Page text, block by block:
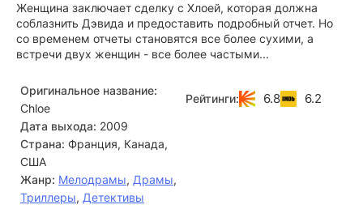
Женщина заключает сделку с Хлоей, которая должна
соблазнить Дэвида и предоставить подробный отчет. Но
со временем отчеты становятся все более сухими, а
встречи двух женщин - все более частыми...
Оригинальное название:
Chloe
Дата выхода: 2009
Страна: Франция, Канада,
США
Жанр: Мелодрамы, Драмы,
Триллеры, Детективы
Рейтинги: 6.8 6.2